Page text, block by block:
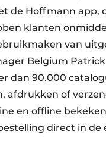
de Hoffmann app,
klanten
van
Belgium
dan 90.000
afdrukken of
en offline
direct in de